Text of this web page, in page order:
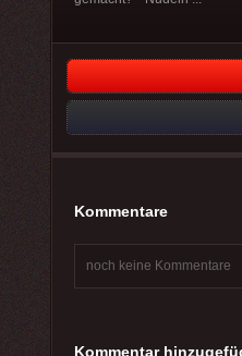
Kommentare
noch keine Kommentare
Kommentar